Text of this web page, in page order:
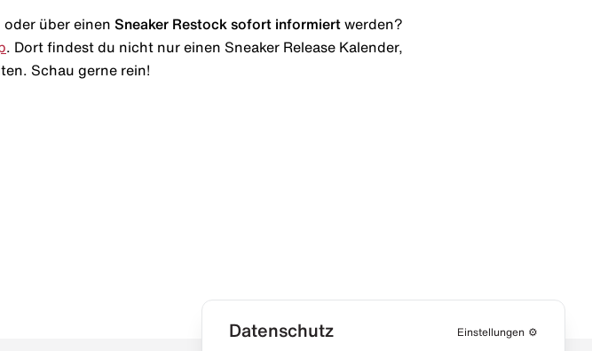
oder über einen Sneaker Restock sofort informiert werden?
. Dort findest du nicht nur einen Sneaker Release Kalender,
Schau gerne rein!
Datenschutz Einstellungen ⚙️